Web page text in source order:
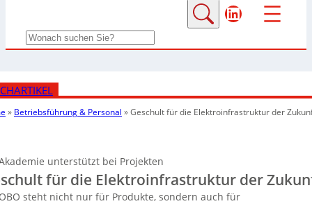
LinkedIn
Search
» Betriebsführung & Personal »Geschult für die Elektroinfrastruktur der
unterstützt bei Projekten
für die Elektroinfrastruktur der
steht nicht nur für Produkte, sondern auch für